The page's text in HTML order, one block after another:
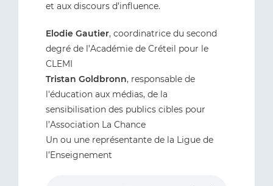
et aux discours d’influence.
Elodie Gautier, coordinatrice du second
degré de l’Académie de Créteil pour le
CLEMI
Tristan Goldbronn, responsable de
l'éducation aux médias, de la
sensibilisation des publics cibles pour
l’Association La Chance
Un ou une représentante de la Ligue de
l’Enseignement